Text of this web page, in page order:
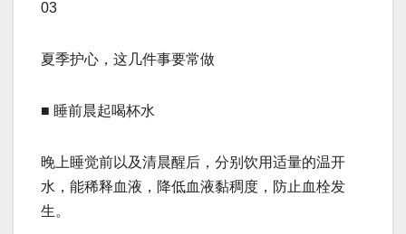
03
夏季护心，这几件事要常做
■ 睡前晨起喝杯水
晚上睡觉前以及清晨醒后，分别饮用适量的温开
水，能稀释血液，降低血液黏稠度，防止血栓发
生。